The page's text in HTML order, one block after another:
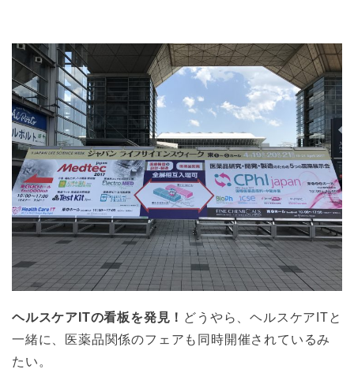
ヘルスケアITの看板を発見！ どうやら、ヘルスケアITと
一緒に、医薬品関係のフェアも同時開催されているみ
たい。